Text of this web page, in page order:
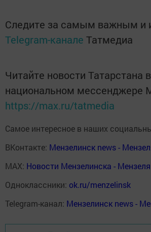
Следите за самым важным и
Telegram-канале Татмедиа
Читайте новости Татарстана в
национальном мессенджере
https://max.ru/tatmedia
Самое интересное в наших
ВКонтакте: Мензелинск news -
MAX: Новости Мензелинска -
Одноклассники: ok.ru/menzelinsk
Telegram-канал: Мензелинск news -